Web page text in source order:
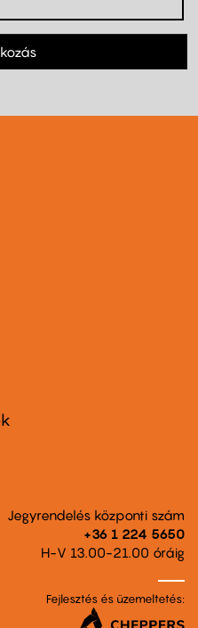
Jegyrendelés központi szám
+36 1 224 5650
H-V 13.00-21.00 óráig
Fejlesztés és üzemeltetés: